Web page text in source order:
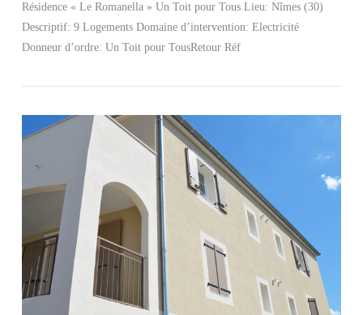
VIEW POST
Résidence « Le Romanella » Un Toit pour Tous Lieu: Nîmes (30)
Descriptif: 9 Logements Domaine d’intervention: Electricité
Donneur d’ordre: Un Toit pour TousRetour Réf